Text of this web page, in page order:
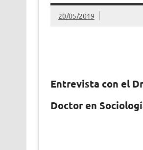
20/05/2019
Entrevista con el
Doctor en